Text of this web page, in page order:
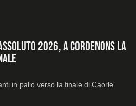
2026, a Cordenons la
in palio verso la finale di Caorle